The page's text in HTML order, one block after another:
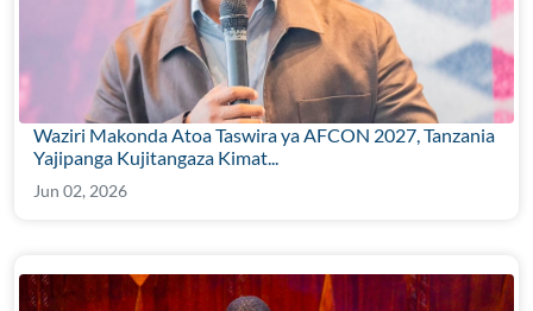
Waziri Makonda Atoa Taswira ya AFCON 2027, Tanzania
Yajipanga Kujitangaza Kimat...
Jun 02, 2026